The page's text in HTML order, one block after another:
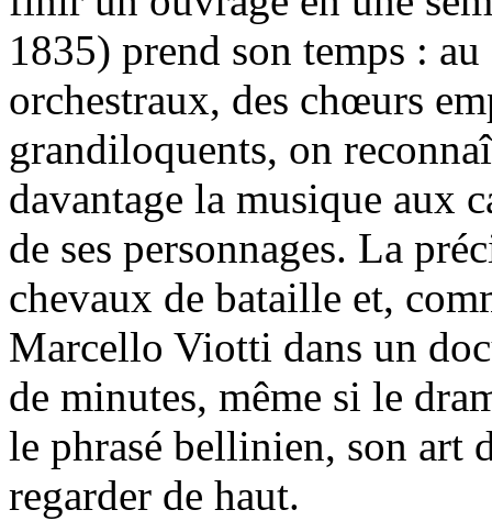
1835) prend son temps : au
orchestraux, des chœurs
grandiloquents, on
davantage la musique aux
de ses personnages. La
chevaux de bataille et,
Marcello Viotti dans un
de minutes, même si le
le phrasé bellinien, son art
regarder de haut.